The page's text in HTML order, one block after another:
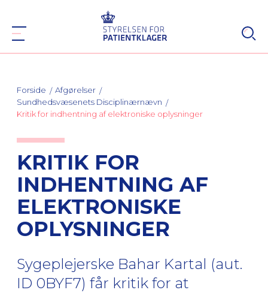
Forside
Afgørelser
Sundhedsvæsenets Disciplinærnævn
Kritik for indhentning af elektroniske oplysninger
KRITIK FOR
INDHENTNING AF
ELEKTRONISKE
OPLYSNINGER
Sygeplejerske Bahar Kartal (aut.
ID 0BYF7) får kritik for at